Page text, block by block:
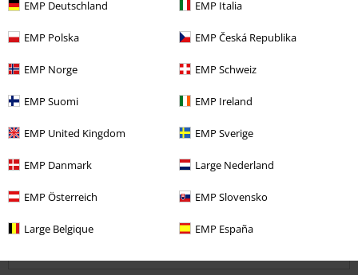
EMP Deutschland EMP Italia
EMP Polska EMP Česká Republika
EMP Norge EMP Schweiz
EMP Suomi EMP Ireland
EMP United Kingdom EMP Sverige
EMP Danmark Large Nederland
EMP Österreich EMP Slovensko
Large Belgique EMP España
Te nauw
Perfect
Lengte
Heeft deze recensie je geholpen?